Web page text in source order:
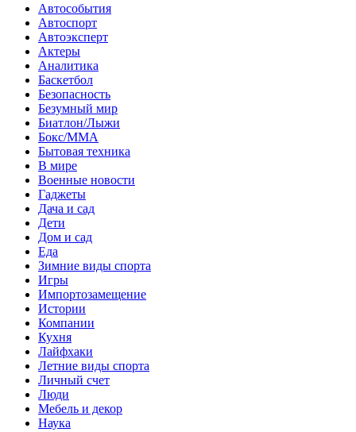
Автособытия
Автоспорт
Автоэксперт
Актеры
Аналитика
Баскетбол
Безопасность
Безумный мир
Биатлон/Лыжи
Бокс/MMA
Бытовая техника
В мире
Военные новости
Гаджеты
Дача и сад
Дети
Дом и сад
Еда
Зимние виды спорта
Игры
Импортозамещение
Истории
Компании
Кухня
Лайфхаки
Летние виды спорта
Личный счет
Люди
Мебель и декор
Наука